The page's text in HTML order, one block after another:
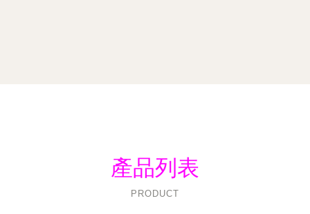
產品列表
PRODUCT